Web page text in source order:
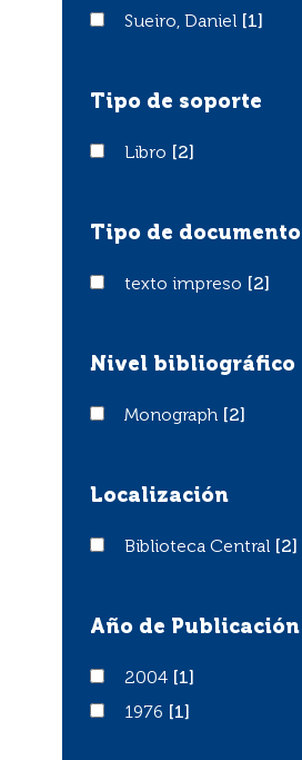
Sueiro, Daniel
Sueiro, Daniel [1]
Tipo de soporte
LibroLibro [2]
Tipo de documento
texto impreso
texto impreso [2]
Nivel bibliográfico
Monograph
Monograph [2]
Localización
Biblioteca Central
Biblioteca Central [2]
Año de Publicación
20042004
[1]
19761976 [1]